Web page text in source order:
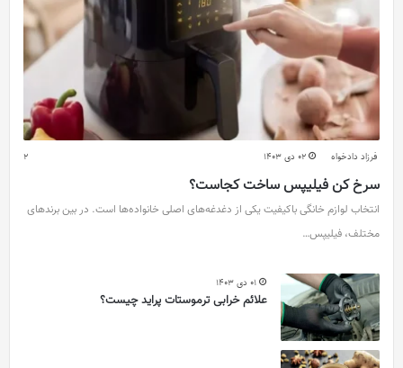
فرزاد دادخواه 02 دی 1403 2
سرخ کن فیلیپس ساخت کجاست؟
انتخاب لوازم خانگی باکیفیت یکی از دغدغه‌های اصلی خانواده‌ها است. در بین برندهای
مختلف، فیلیپس…
01 دی 1403
علائم خرابی ترموستات پراید چیست؟